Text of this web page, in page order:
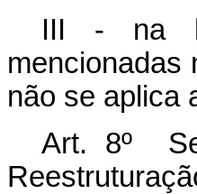
III - na
mencionadas
não se aplica
Art. 8º